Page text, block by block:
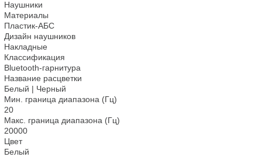
Наушники
Материалы
Пластик-АБС
Дизайн наушников
Накладные
Классификация
Bluetooth-гарнитура
Название расцветки
Белый | Черный
Мин. граница диапазона (Гц)
20
Макс. граница диапазона (Гц)
20000
Цвет
Белый